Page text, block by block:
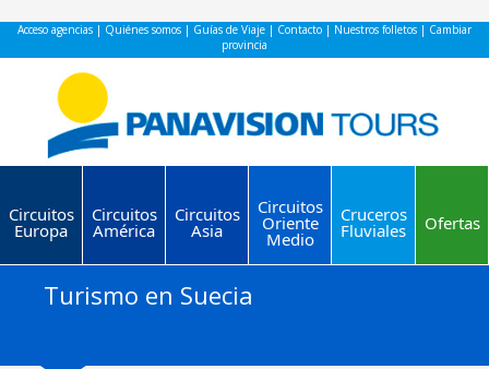
Acceso agencias | Quiénes somos | Guías de Viaje | Contacto | Nuestros folletos | Cambiar
provincia
Circuitos
Europa
Circuitos
América
Circuitos
Asia
Circuitos
Oriente
Medio
Cruceros
Fluviales Ofertas
Turismo en Suecia